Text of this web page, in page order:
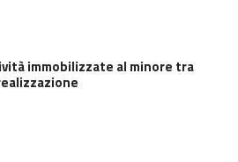
immobilizzate al minore tra